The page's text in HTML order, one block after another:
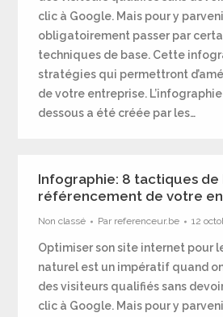
clic à Google. Mais pour y
obligatoirement passer par
techniques de base. Cette
stratégies qui permettront
de votre entreprise.
dessous a été créée par les…
Infographie: 8 tactiques de
référencement de votre
Non classé Par referenceur.be 12
Optimiser son site internet pour
naturel est un impératif quand
des visiteurs qualifiés sans
clic à Google. Mais pour y